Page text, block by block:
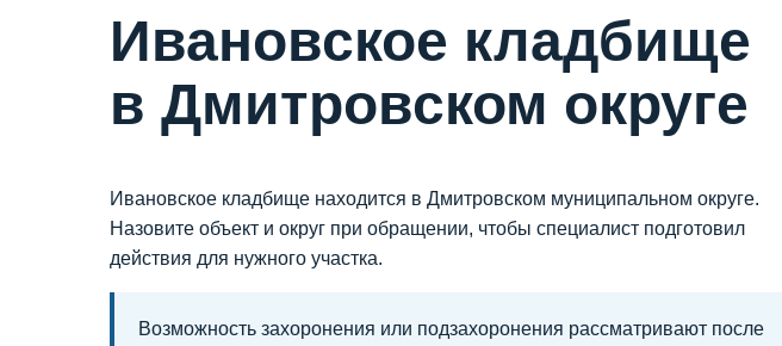
Ивановское кладбище
в Дмитровском округе
Ивановское кладбище находится в Дмитровском муниципальном округе.
Назовите объект и округ при обращении, чтобы специалист подготовил
действия для нужного участка.
Возможность захоронения или подзахоронения рассматривают после